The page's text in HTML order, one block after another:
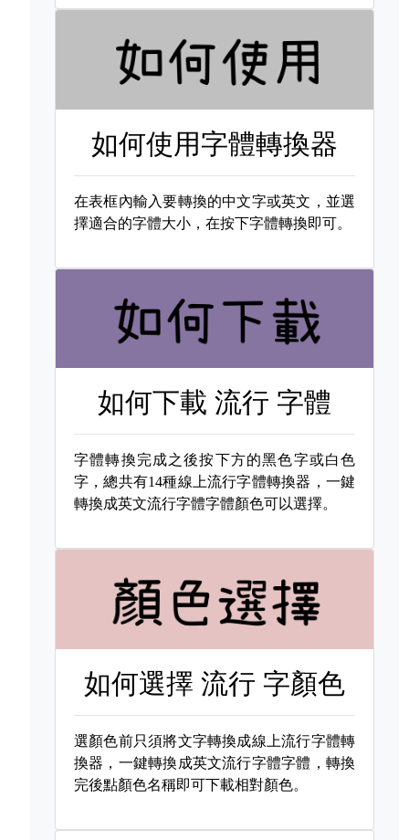
如何使用字體轉換器
在表框內輸入要轉換的中文字或英文，並選
擇適合的字體大小，在按下字體轉換即可。
如何下載流行 字體
字體轉換完成之後按下方的黑色字或白色
字，總共有14種線上流行字體轉換器，一鍵
轉換成英文流行字體字體顏色可以選擇。
如何選擇流行 字顏色
選顏色前只須將文字轉換成線上流行字體轉
換器，一鍵轉換成英文流行字體字體，轉換
完後點顏色名稱即可下載相對顏色。